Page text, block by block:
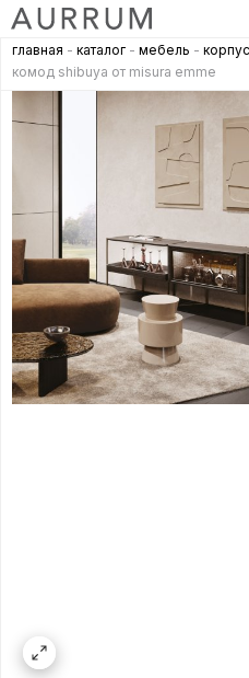
главная - каталог - мебель -
комод shibuya от misura emme